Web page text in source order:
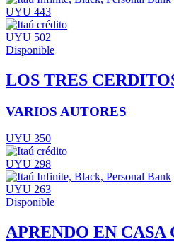
UYU 443
UYU 502
Disponible
LOS TRES
VARIOS AUTORES
UYU 350
UYU 298
UYU 263
Disponible
APRENDO EN CASA